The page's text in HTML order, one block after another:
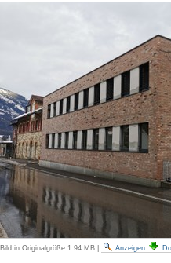
Bild in Originalgröße 1.94 MB Anzeigen